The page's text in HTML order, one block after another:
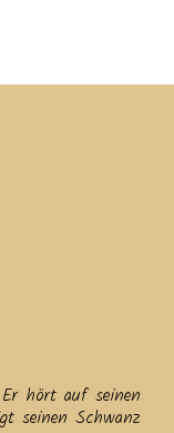
hört auf seinen
seinen Schwanz